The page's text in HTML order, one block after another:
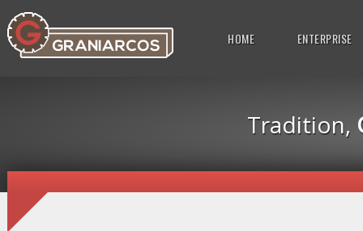
HOME ENTERPRISE
Tradition,